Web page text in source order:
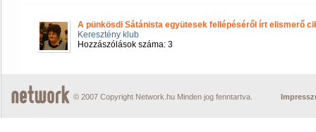
A pünkösdi Sátánista együtesek fellépéséről írt elismerő
Keresztény klub
Hozzászólások száma: 3
© 2007 Copyright Network.hu Minden jog fenntartva.